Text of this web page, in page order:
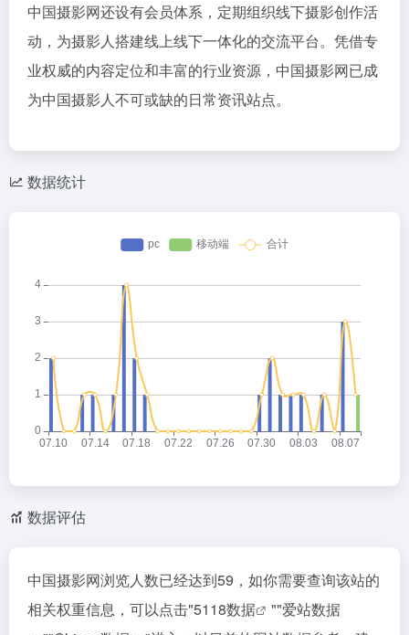
中国摄影网还设有会员体系，定期组织线下摄影创作活
动，为摄影人搭建线上线下一体化的交流平台。凭借专
业权威的内容定位和丰富的行业资源，中国摄影网已成
为中国摄影人不可或缺的日常资讯站点。
数据统计
数据评估
中国摄影网浏览人数已经达到59，如你需要查询该站的
相关权重信息，可以点击"5118数据 ""爱站数据